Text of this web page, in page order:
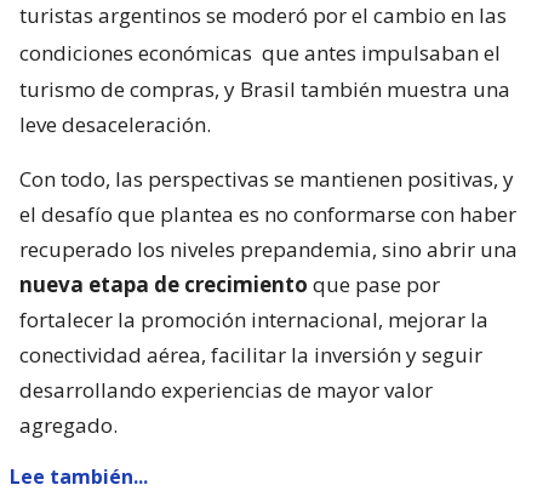
turistas argentinos se moderó por el cambio en las
condiciones económicas que antes impulsaban el
turismo de compras, y Brasil también muestra una
leve desaceleración.
Con todo, las perspectivas se mantienen positivas, y
el desafío que plantea es no conformarse con haber
recuperado los niveles prepandemia, sino abrir una
nueva etapa de crecimiento que pase por
fortalecer la promoción internacional, mejorar la
conectividad aérea, facilitar la inversión y seguir
desarrollando experiencias de mayor valor
agregado.
Lee también...